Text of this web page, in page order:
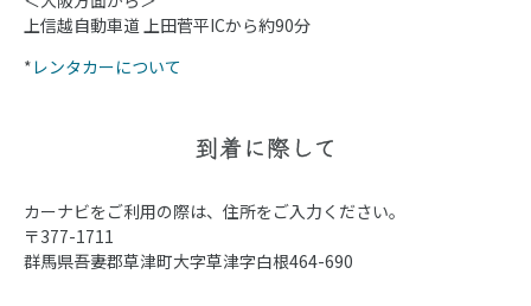
上信越自動車道 上田菅平ICから約90分
* レンタカーについて
到着に際して
カーナビをご利用の際は、住所をご入力ください。
〒377-1711
群馬県吾妻郡草津町大字草津字白根464-690